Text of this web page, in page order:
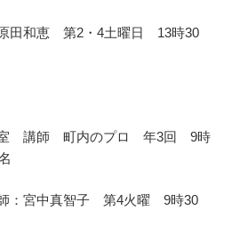
田和恵 第2・4土曜日 13時30
室 講師 町内のプロ 年3回 9時
：宮中真智子 第4火曜 9時30